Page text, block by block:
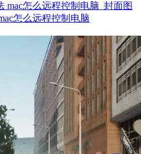
怎么远程控制电脑